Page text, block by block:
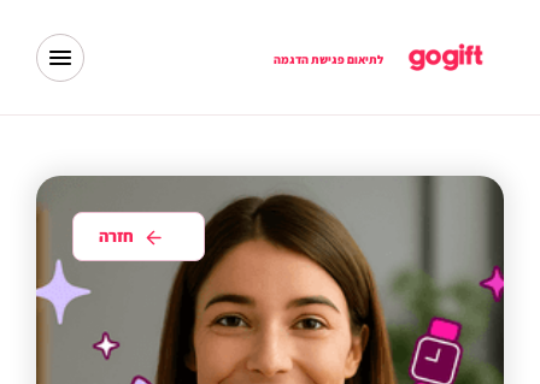
לתיאום פגישת הדגמה
חזרה